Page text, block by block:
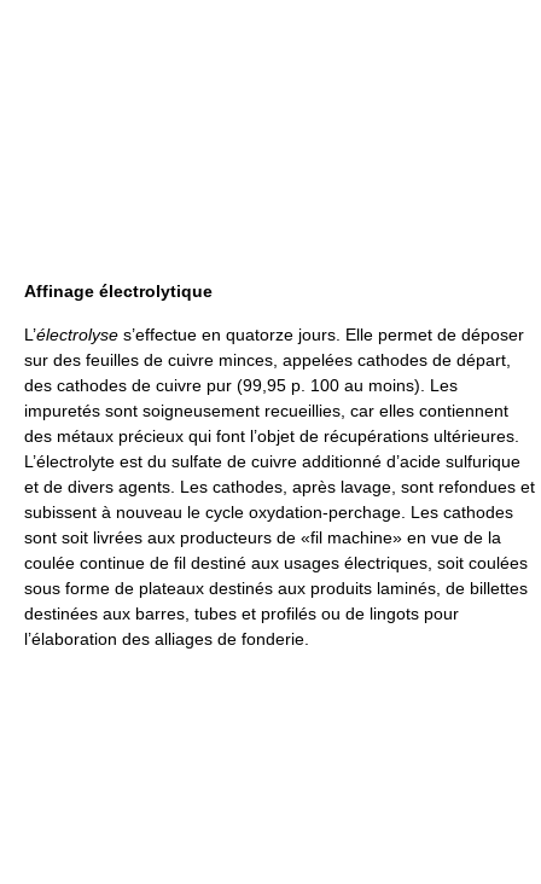
Affinage électrolytique
L’électrolyse s’effectue en quatorze jours. Elle permet de déposer
sur des feuilles de cuivre minces, appelées cathodes de départ,
des cathodes de cuivre pur (99,95 p. 100 au moins). Les
impuretés sont soigneusement recueillies, car elles contiennent
des métaux précieux qui font l’objet de récupérations ultérieures.
L’électrolyte est du sulfate de cuivre additionné d’acide sulfurique
et de divers agents. Les cathodes, après lavage, sont refondues et
subissent à nouveau le cycle oxydation-perchage. Les cathodes
sont soit livrées aux producteurs de «fil machine» en vue de la
coulée continue de fil destiné aux usages électriques, soit coulées
sous forme de plateaux destinés aux produits laminés, de billettes
destinées aux barres, tubes et profilés ou de lingots pour
l’élaboration des alliages de fonderie.